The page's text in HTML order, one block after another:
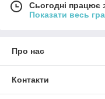
Сьогодні працює
Показати весь
Про нас
Контакти